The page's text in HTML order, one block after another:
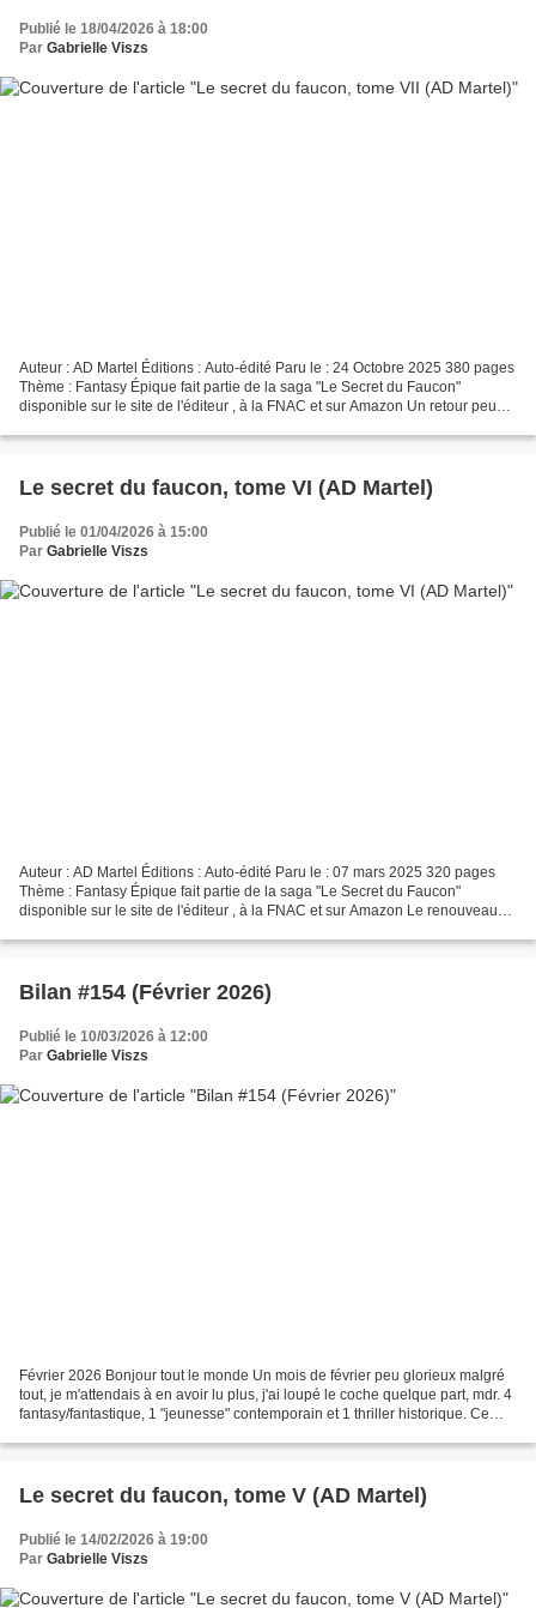
Publié le 18/04/2026 à 18:00
Par Gabrielle Viszs
Auteur : AD Martel Éditions : Auto-édité Paru le : 24 Octobre 2025 380 pages
Thème : Fantasy Épique fait partie de la saga "Le Secret du Faucon"
disponible sur le site de l'éditeur , à la FNAC et sur Amazon Un retour peu
Le secret du faucon, tome VI (AD Martel)
Publié le 01/04/2026 à 15:00
Par Gabrielle Viszs
Auteur : AD Martel Éditions : Auto-édité Paru le : 07 mars 2025 320 pages
Thème : Fantasy Épique fait partie de la saga "Le Secret du Faucon"
disponible sur le site de l'éditeur , à la FNAC et sur Amazon Le renouveau
Bilan #154 (Février 2026)
Publié le 10/03/2026 à 12:00
Par Gabrielle Viszs
Février 2026 Bonjour tout le monde Un mois de février peu glorieux malgré
tout, je m'attendais à en avoir lu plus, j'ai loupé le coche quelque part, mdr. 4
fantasy/fantastique, 1 "jeunesse" contemporain et 1 thriller historique. Ce
Le secret du faucon, tome V (AD Martel)
Publié le 14/02/2026 à 19:00
Par Gabrielle Viszs